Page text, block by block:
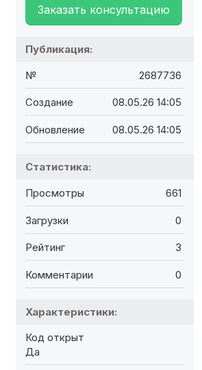
Заказать консультацию
Публикация:
№ 2687736
Создание 08.05.26 14:05
Обновление 08.05.26 14:05
Статистика:
Просмотры 661
Загрузки 0
Рейтинг 3
Комментарии 0
Характеристики:
Код открыт
Да